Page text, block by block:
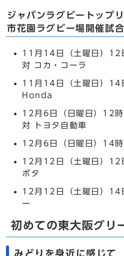
ジャパンラグビートップ
市花園ラグビー場開催試合
11月14日（土曜日）
対 コカ・コーラ
11月14日（土曜日）
Honda
12月6日（日曜日）12
対 トヨタ自動車
12月6日（日曜日）14
12月12日（土曜日）
ボタ
12月12日（土曜日）
ー
初めての東大阪グリ
みどりを身近に感じて